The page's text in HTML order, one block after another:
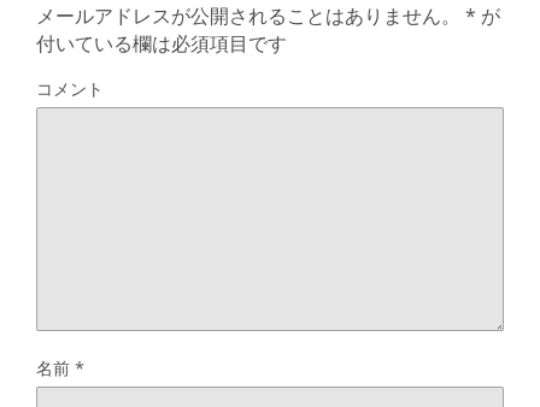
メールアドレスが公開されることはありません。 * が
付いている欄は必須項目です
コメント
名前 *